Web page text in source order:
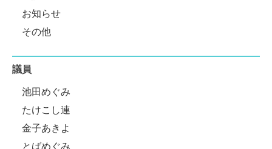
お知らせ
その他
議員
池田めぐみ
たけこし連
金子あきよ
とばめぐみ